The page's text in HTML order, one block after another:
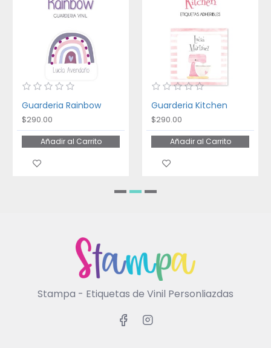
Guarderia Rainbow
$290.00
Añadir al Carrito
Guarderia Kitchen
$290.00
Añadir al Carrito
Stampa - Etiquetas de Vinil Personliazdas